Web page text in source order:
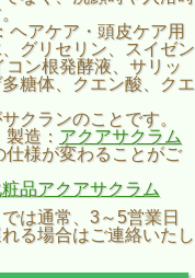
アケア・頭皮ケア用
グリセリン、スイゼン
ン根発酵液、サリッ
糖体、クエン酸、クエ
クランのことです。
造： アクアサクラム
様が変わることがご
品アクアサクラム
は通常、3～5営業日
る場合はご連絡いたし